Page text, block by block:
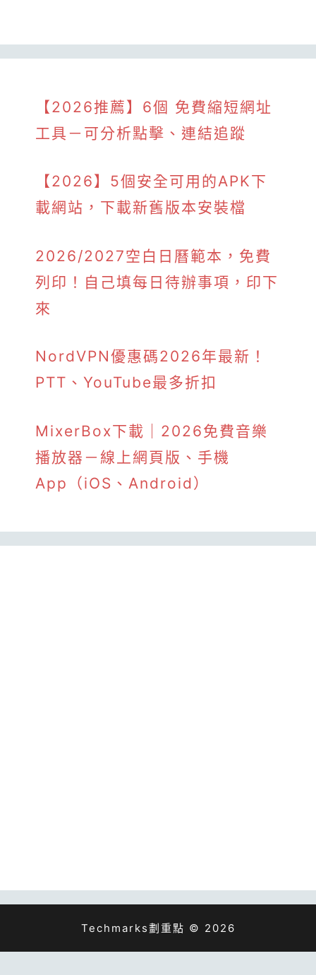
【2026推薦】6個 免費縮短網址
工具－可分析點擊、連結追蹤
【2026】5個安全可用的APK下
載網站，下載新舊版本安裝檔
2026/2027空白日曆範本，免費
列印！自己填每日待辦事項，印下
來
NordVPN優惠碼2026年最新！
PTT、YouTube最多折扣
MixerBox下載｜2026免費音樂
播放器－線上網頁版、手機
App（iOS、Android）
Techmarks劃重點 © 2026